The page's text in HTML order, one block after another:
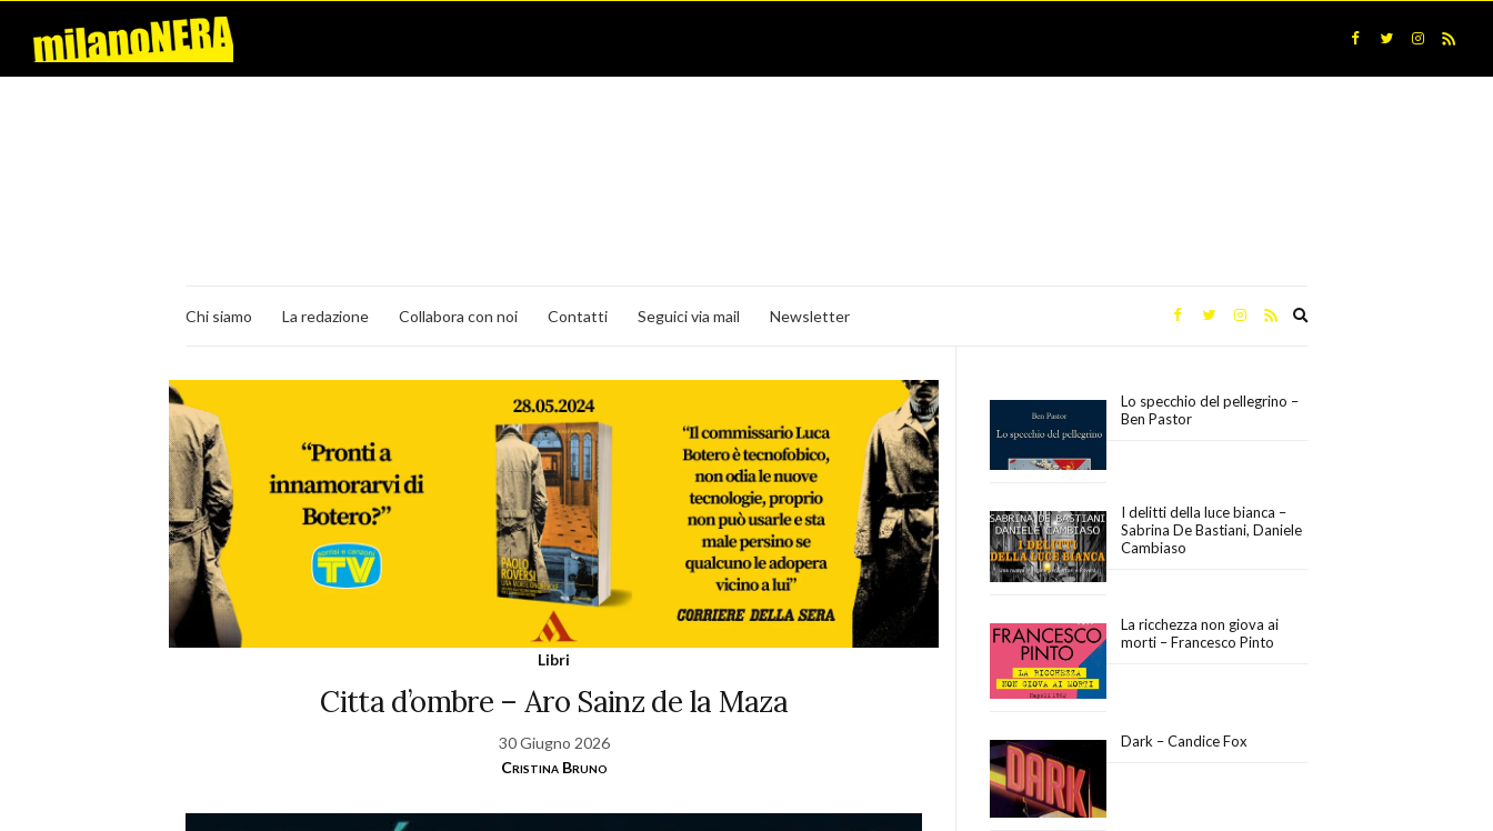
Chi siamo La redazione Collabora con noi Contatti Seguici via mail Newsletter
Libri
Citta d’ombre – Aro Sainz de la Maza
30 Giugno 2026
Cristina Bruno
Lo specchio del pellegrino –
Ben Pastor
I delitti della luce bianca –
Sabrina De Bastiani, Daniele
Cambiaso
La ricchezza non giova ai
morti – Francesco Pinto
Dark – Candice Fox